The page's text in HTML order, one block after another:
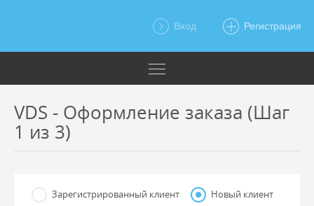
Вход Регистрация
VDS - Оформление заказа (Шаг
1 из 3)
Зарегистрированный клиент Новый клиент